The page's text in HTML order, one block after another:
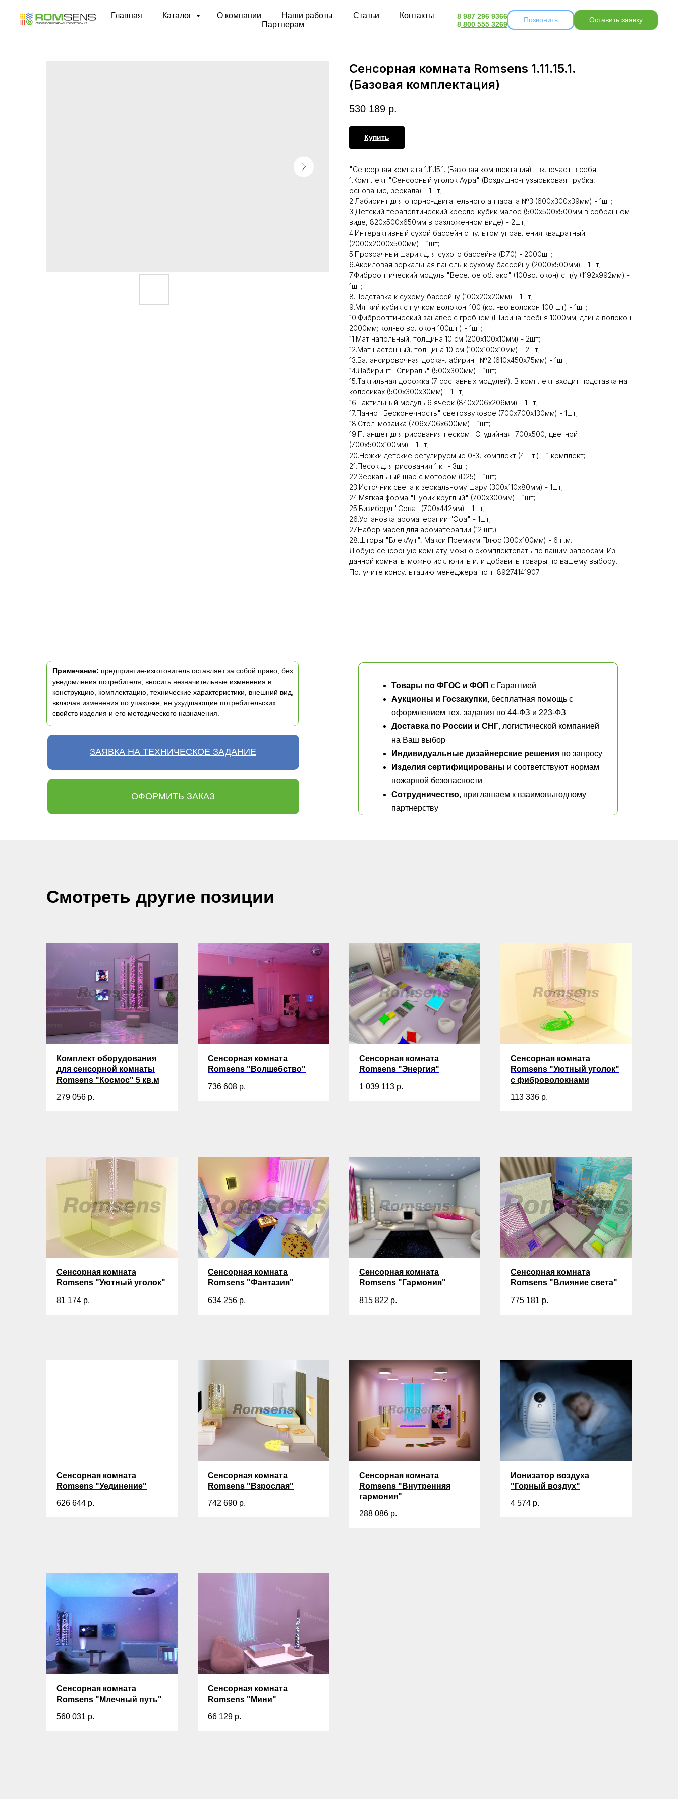
Главная Каталог О компании Наши работы Статьи
Контакты
Партнерам
8 987 296 9366
8 800 555 3269
Позвонить Оставить заявку
Сенсорная комната Romsens 1.11.15.1.
(Базовая комплектация)
530 189 р.
Купить
"Сенсорная комната 1.11.15.1. (Базовая комплектация)" включает в себя:
1.Комплект "Сенсорный уголок Аура" (Воздушно-пузырьковая трубка,
основание, зеркала) - 1шт;
2.Лабиринт для опорно-двигательного аппарата №3 (600х300х39мм) - 1шт;
3.Детский терапевтический кресло-кубик малое (500х500х500мм в собранном
виде, 820х500х650мм в разложенном виде) - 2шт;
4.Интерактивный сухой бассейн с пультом управления квадратный
(2000х2000х500мм) - 1шт;
5.Прозрачный шарик для сухого бассейна (D70) - 2000шт;
6.Акриловая зеркальная панель к сухому бассейну (2000х500мм) - 1шт;
7.Фиброоптический модуль "Веселое облако" (100волокон) с п/у (1192х992мм) -
1шт;
8.Подставка к сухому бассейну (100х20х20мм) - 1шт;
9.Мягкий кубик с пучком волокон-100 (кол-во волокон 100 шт) - 1шт;
10.Фиброоптический занавес с гребнем (Ширина гребня 1000мм; длина волокон
2000мм; кол-во волокон 100шт.) - 1шт;
11.Мат напольный, толщина 10 см (200х100х10мм) - 2шт;
12.Мат настенный, толщина 10 см (100х100х10мм) - 2шт;
13.Балансировочная доска-лабиринт №2 (610х450х75мм) - 1шт;
14.Лабиринт "Спираль" (500х300мм) - 1шт;
15.Тактильная дорожка (7 составных модулей). В комплект входит подставка на
колесиках (500х300х30мм) - 1шт;
16.Тактильный модуль 6 ячеек (840х206х206мм) - 1шт;
17.Панно "Бесконечность" светозвуковое (700х700х130мм) - 1шт;
18.Стол-мозаика (706х706х600мм) - 1шт;
19.Планшет для рисования песком "Студийная"700х500, цветной
(700х500х100мм) - 1шт;
20.Ножки детские регулируемые 0-3, комплект (4 шт.) - 1 комплект;
21.Песок для рисования 1 кг - 3шт;
22.Зеркальный шар с мотором (D25) - 1шт;
23.Источник света к зеркальному шару (300х110х80мм) - 1шт;
24.Мягкая форма "Пуфик круглый" (700х300мм) - 1шт;
25.Бизиборд "Сова" (700х442мм) - 1шт;
26.Установка ароматерапии "Эфа" - 1шт;
27.Набор масел для ароматерапии (12 шт.)
28.Шторы "БлекАут", Макси Премиум Плюс (300х100мм) - 6 п.м.
Любую сенсорную комнату можно скомплектовать по вашим запросам. Из
данной комнаты можно исключить или добавить товары по вашему выбору.
Получите консультацию менеджера по т. 89274141907
ЗАЯВКА НА ТЕХНИЧЕСКОЕ ЗАДАНИЕ
ОФОРМИТЬ ЗАКАЗ
Товары по ФГОС и ФОП с Гарантией
Аукционы и Госзакупки, бесплатная помощь с
оформлением тех. задания по 44-ФЗ и 223-ФЗ
Доставка по России и СНГ, логистической компанией
на Ваш выбор
Индивидуальные дизайнерские решения по запросу
Изделия сертифицированы и соответствуют нормам
пожарной безопасности
Сотрудничество, приглашаем к взаимовыгодному
партнерству
Примечание: предприятие-изготовитель оставляет за собой право, без
уведомления потребителя, вносить незначительные изменения в
конструкцию, комплектацию, технические характеристики, внешний вид,
включая изменения по упаковке, не ухудшающие потребительских
свойств изделия и его методического назначения.
Смотреть другие позиции
Комплект оборудования
для сенсорной комнаты
Romsens "Космос" 5 кв.м
279 056 р.
Сенсорная комната
Romsens "Волшебство"
736 608 р.
Сенсорная комната
Romsens "Энергия"
1 039 113 р.
Сенсорная комната
Romsens "Уютный уголок"
c фиброволокнами
113 336 р.
Сенсорная комната
Romsens "Уютный уголок"
81 174 р.
Сенсорная комната
Romsens "Фантазия"
634 256 р.
Сенсорная комната
Romsens "Гармония"
815 822 р.
Сенсорная комната
Romsens "Влияние света"
775 181 р.
Сенсорная комната
Romsens "Уединение"
626 644 р.
Сенсорная комната
Romsens "Взрослая"
742 690 р.
Сенсорная комната
Romsens "Внутренняя
гармония"
288 086 р.
Ионизатор воздуха
"Горный воздух"
4 574 р.
Сенсорная комната
Romsens "Млечный путь"
560 031 р.
Сенсорная комната
Romsens "Мини"
66 129 р.